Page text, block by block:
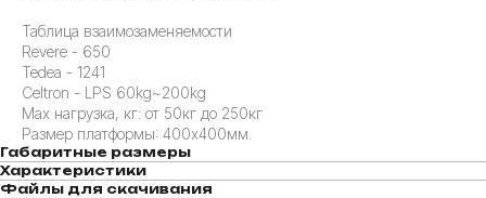
Таблица взаимозаменяемости
Revere - 650
Tedea - 1241
Celtron - LPS 60kg~200kg
Max нагрузка, кг: от 50кг до 250кг
Размер платформы: 400х400мм.
Габаритные размеры
Характеристики
Файлы для скачивания